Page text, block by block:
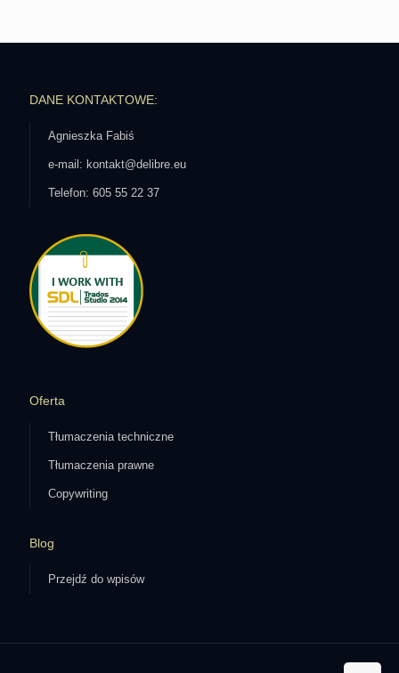
DANE KONTAKTOWE:
Agnieszka Fabiś
e-mail: kontakt@delibre.eu
Telefon: 605 55 22 37
Oferta
Tłumaczenia techniczne
Tłumaczenia prawne
Copywriting
Blog
Przejdź do wpisów